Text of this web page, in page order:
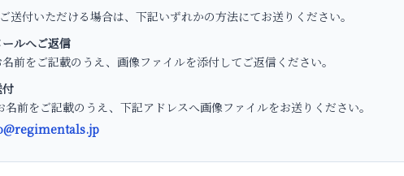
送付いただける場合は、下記いずれかの方法にてお送りください。
ルへご返信
前をご記載のうえ、画像ファイルを添付してご返信ください。
前をご記載のうえ、下記アドレスへ画像ファイルをお送りください。